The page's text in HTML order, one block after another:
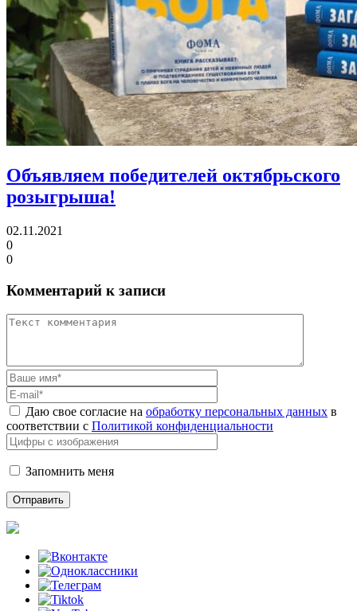
Объявляем победителей октябрьского
розыгрыша!
02.11.2021
0
0
Комментарий к записи
Даю свое согласие на обработку персональных данных в
соответствии с Политикой конфиденциальности
Запомнить меня